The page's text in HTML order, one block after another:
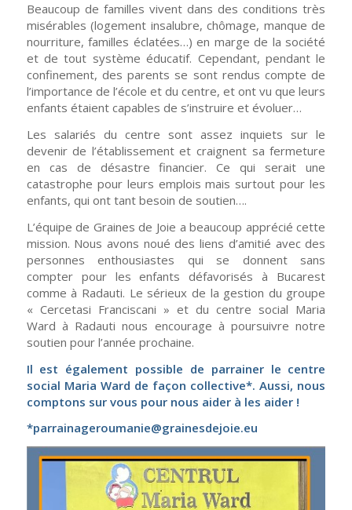
Beaucoup de familles vivent dans des conditions très
misérables (logement insalubre, chômage, manque de
nourriture, familles éclatées…) en marge de la société
et de tout système éducatif. Cependant, pendant le
confinement, des parents se sont rendus compte de
l’importance de l’école et du centre, et ont vu que leurs
enfants étaient capables de s’instruire et évoluer…
Les salariés du centre sont assez inquiets sur le
devenir de l’établissement et craignent sa fermeture
en cas de désastre financier. Ce qui serait une
catastrophe pour leurs emplois mais surtout pour les
enfants, qui ont tant besoin de soutien….
L ’équipede Graines de Joie a beaucoup apprécié cette
mission. Nous avons noué des liens d’amitié avec des
personnes enthousiastes qui se donnent sans
compter pour les enfants défavorisésà Bucarest
commeà Radauti. Le sérieux de la gestion du groupe
« Cercetasi Franciscani » etdu centre social Maria
Ward à Radautinous encourage à poursuivre notre
soutien pour l’année prochaine.
Il est également possible de parrainer le centre
social Maria Ward de façon collective*. Aussi, nous
comptons sur vous pour nous aider à les aider !
*parrainageroumanie@grainesdejoie.eu